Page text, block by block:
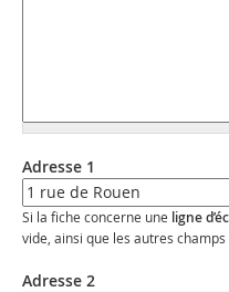
Adresse 1
Si la fiche concerne une ligne
vide, ainsi que les autres champs
Adresse 2